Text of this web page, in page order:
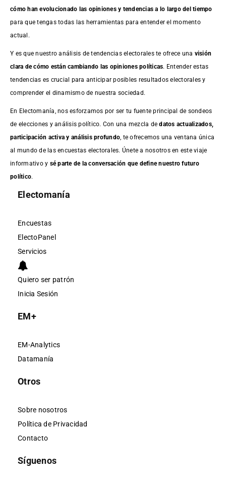
cómo han evolucionado las opiniones y tendencias a lo largo del tiempo
para que tengas todas las herramientas para entender el momento
actual.
Y es que nuestro análisis de tendencias electorales te ofrece una visión
clara de cómo están cambiando las opiniones políticas. Entender estas
tendencias es crucial para anticipar posibles resultados electorales y
comprender el dinamismo de nuestra sociedad.
En Electomanía, nos esforzamos por ser tu fuente principal de sondeos
de elecciones y análisis político. Con una mezcla dedatos actualizados,
participación activa y análisis profundo , te ofrecemos una ventana única
al mundo de las encuestas electorales. Únete a nosotros en este viaje
informativo y sé parte de la conversación que define nuestro futuro
político.
Electomanía
Encuestas
ElectoPanel
Servicios
Quiero ser patrón
Inicia Sesión
EM+
EM-Analytics
Datamanía
Otros
Sobre nosotros
Política de Privacidad
Contacto
Síguenos